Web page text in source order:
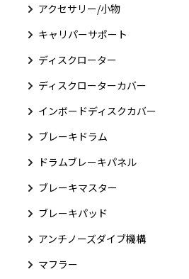
アクセサリー/小物
キャリパーサポート
ディスクローター
ディスクローターカバー
インボードディスクカバー
ブレーキドラム
ドラムブレーキパネル
ブレーキマスター
ブレーキパッド
アンチノーズダイブ機構
マフラー